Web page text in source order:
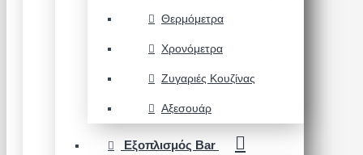
Θερμόμετρα
Χρονόμετρα
Ζυγαριές Κουζίνας
Αξεσουάρ
Εξοπλισμός Bar